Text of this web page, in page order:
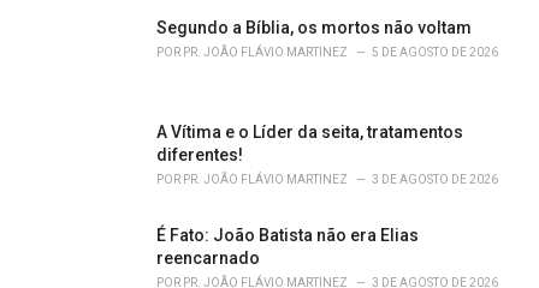
Segundo a Bíblia, os mortos não voltam
POR PR. JOÃO FLÁVIO MARTINEZ 5 DE AGOSTO DE 2026
A Vítima e o Líder da seita, tratamentos
diferentes!
POR PR. JOÃO FLÁVIO MARTINEZ 3 DE AGOSTO DE 2026
É Fato: João Batista não era Elias
reencarnado
POR PR. JOÃO FLÁVIO MARTINEZ 3 DE AGOSTO DE 2026